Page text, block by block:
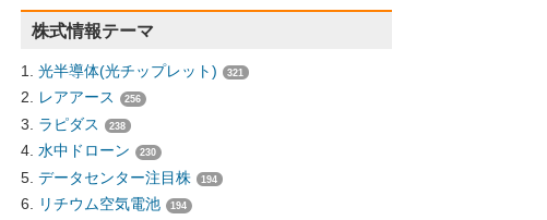
株式情報テーマ
光半導体(光チップレット) 321
レアアース 256
ラピダス 238
水中ドローン 230
データセンター注目株 194
リチウム空気電池 194